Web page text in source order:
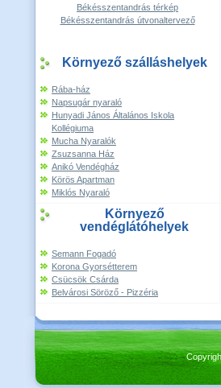
Békésszentandrás térkép
Békésszentandrás útvonaltervező
Környező szálláshelyek
Rába-ház
Napsugár nyaraló
Hunyadi János Általános Iskola
Kollégiuma
Mucha Nyaralók
Zsuzsanna Ház
Anikó Vendégház
Körös Apartman
Miklós Nyaraló
Környező
vendéglátóhelyek
Semann Fogadó
Korona Gyorsétterem
Csücsök Csárda
Belvárosi Söröző - Pizzéria